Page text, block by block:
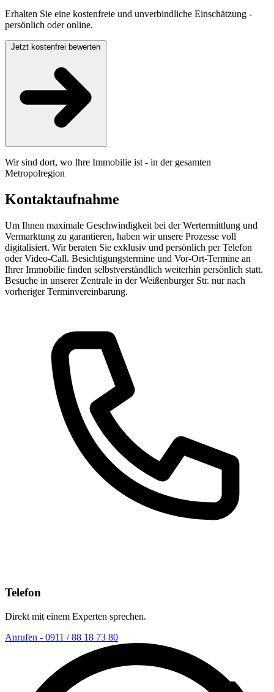
Erhalten Sie eine kostenfreie und unverbindliche Einschätzung -
persönlich oder online.
Wir sind dort, wo Ihre Immobilie ist - in der gesamten
Metropolregion
Kontaktaufnahme
Um Ihnen maximale Geschwindigkeit bei der Wertermittlung und
Vermarktung zu garantieren, haben wir unsere Prozesse voll
digitalisiert. Wir beraten Sie exklusiv und persönlich per Telefon
oder Video-Call. Besichtigungstermine und Vor-Ort-Termine an
Ihrer Immobilie finden selbstverständlich weiterhin persönlich statt.
Besuche in unserer Zentrale in der Weißenburger Str. nur nach
vorheriger Terminvereinbarung.
Telefon
Direkt mit einem Experten sprechen.
Anrufen - 0911 / 88 18 73 80